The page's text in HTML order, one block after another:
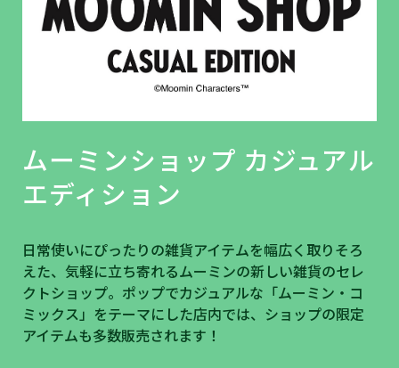
ムーミンショップ カジュアル
エディション
日常使いにぴったりの雑貨アイテムを幅広く取りそろ
えた、気軽に立ち寄れるムーミンの新しい雑貨のセレ
クトショップ。ポップでカジュアルな「ムーミン・コ
ミックス」をテーマにした店内では、ショップの限定
アイテムも多数販売されます！